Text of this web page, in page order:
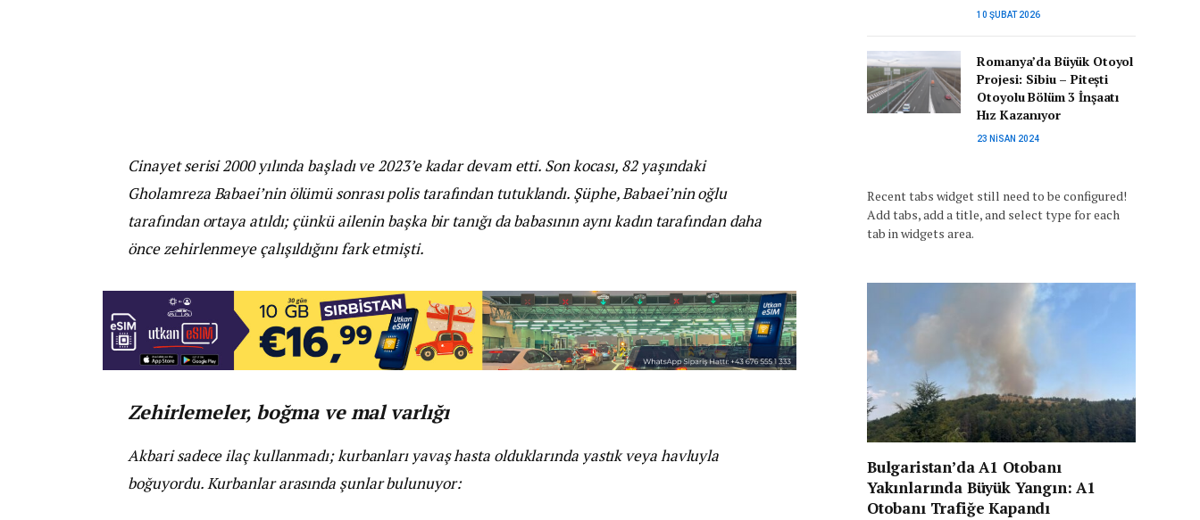
Cinayet serisi 2000 yılında başladı ve 2023’e kadar devam etti. Son kocası, 82 yaşındaki
Gholamreza Babaei’nin ölümü sonrası polis tarafından tutuklandı. Şüphe, Babaei’nin oğlu
tarafından ortaya atıldı; çünkü ailenin başka bir tanığı da babasının aynı kadın tarafından daha
önce zehirlenmeye çalışıldığını fark etmişti.
Zehirlemeler, boğma ve mal varlığı
Akbari sadece ilaç kullanmadı; kurbanları yavaş hasta olduklarında yastık veya havluyla
boğuyordu. Kurbanlar arasında şunlar bulunuyor:
10 ŞUBAT 2026
Romanya’da Büyük Otoyol
Projesi: Sibiu – Pitești
Otoyolu Bölüm 3 İnşaatı
Hız Kazanıyor
23 NISAN 2024
Recent tabs widget still need to be configured!
Add tabs, add a title, and select type for each
tab in widgets area.
Bulgaristan’da A1 Otobanı
Yakınlarında Büyük Yangın: A1
Otobanı Trafiğe Kapandı